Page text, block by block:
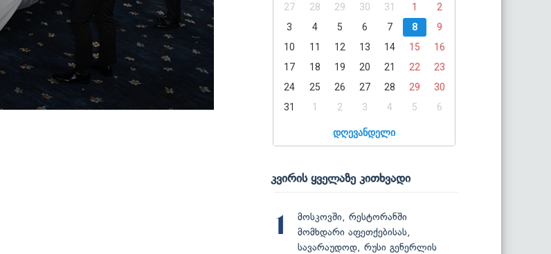
27
28 29 30 31 1
2
3
4 5 6 7 8
9
10
11 12 13 14 15
16
17
18 19 20 21 22
23
24
25 26 27 28 29
30
31
1 2 3 4 5 6
დღევანდელი
კვირის ყველაზე კითხვადი
1
მოსკოვში, რესტორანში
მომხდარი აფეთქებისას,
სავარაუდოდ, რუსი გენერლის